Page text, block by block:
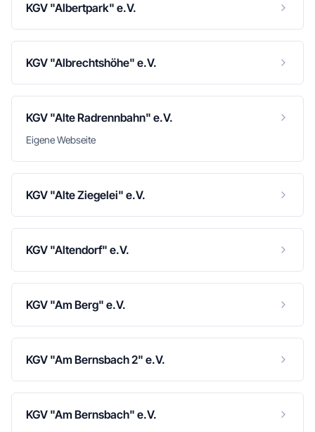
KGV "Albertpark" e.V.
KGV "Albrechtshöhe" e.V.
KGV "Alte Radrennbahn" e.V.
Eigene Webseite
KGV "Alte Ziegelei" e.V.
KGV "Altendorf" e.V.
KGV "Am Berg" e.V.
KGV "Am Bernsbach 2" e.V.
KGV "Am Bernsbach" e.V.